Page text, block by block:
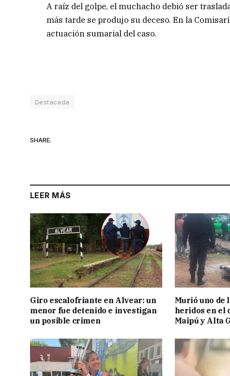
A raíz del golpe, el muchacho debió ser
más tarde se produjo su deceso. En la
actuación sumarial del caso.
Destacada
SHARE.
LEER MÁS
Giro escalofriante en Alvear: un
menor fue detenido e investigan
un posible crimen
Murió uno de
heridos en el
Maipú y Alta